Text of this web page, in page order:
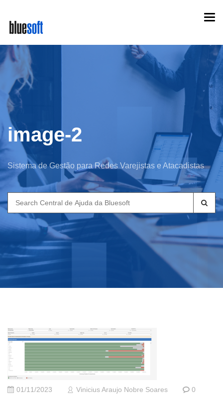
main
content
image-2
Sistema de Gestão para Redes Varejistas e Atacadistas
Search
for:
01/11/2023 Vinicius Araujo Nobre Soares
0